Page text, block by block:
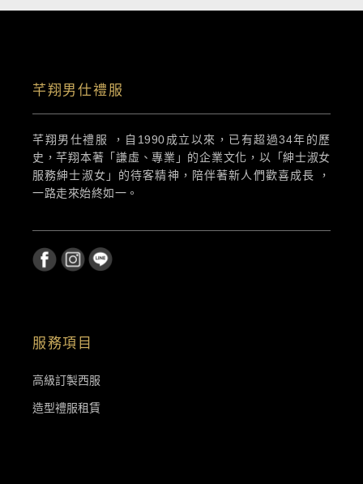
芊翔男仕禮服
芊翔男仕禮服 ，自1990成立以來，已有超過34年的歷
史，芊翔本著「謙虛、專業」的企業文化，以「紳士淑女
服務紳士淑女」的待客精神，陪伴著新人們歡喜成長 ，
一路走來始終如一。
服務項目
高級訂製西服
造型禮服租賃